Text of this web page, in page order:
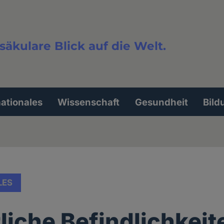
Blick auf die Welt.
Wissenschaft Gesundheit